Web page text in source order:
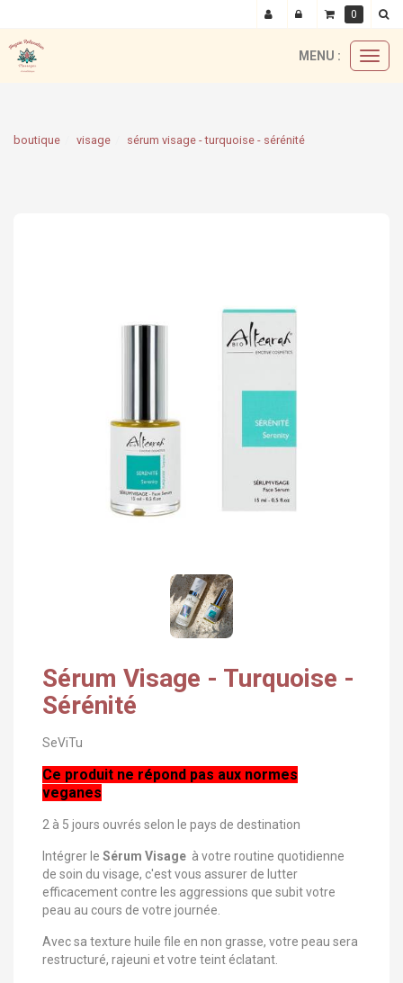
MENU :
boutique visage sérum visage - turquoise - sérénité
Sérum Visage - Turquoise -
Sérénité
SeViTu
Ce produit ne répond pas aux normes
veganes
2 à 5 jours ouvrés selon le pays de destination
Intégrer leSérum Visage à votre routine quotidienne
de soin du visage, c'est vous assurer de lutter
efficacement contre les aggressions que subit votre
peau au cours de votre journée.
Avec sa texture huile file en non grasse, votre peau sera
restructuré, rajeuni et votre teint éclatant.
0